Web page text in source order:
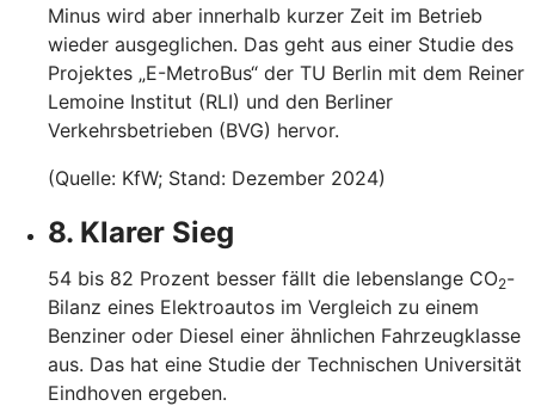
Minus wird aber innerhalb kurzer Zeit im Betrieb
wieder ausgeglichen. Das geht aus einer Studie des
Projektes „E-MetroBus“ der TU Berlin mit dem Reiner
Lemoine Institut (RLI) und den Berliner
Verkehrsbetrieben (BVG) hervor.
(Quelle: KfW; Stand: Dezember 2024)
8. Klarer Sieg
54 bis 82 Prozent besser fällt die lebenslange CO2-
Bilanz eines Elektroautos im Vergleich zu einem
Benziner oder Diesel einer ähnlichen Fahrzeugklasse
aus. Das hat eine Studie der Technischen Universität
Eindhoven ergeben.